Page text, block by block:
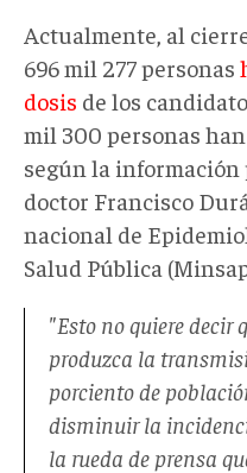
Actualmente, al
696 mil 277 personas
dosis de los
mil 300 personas
según la
doctor Francisco
nacional de
Salud Pública
"Esto no quiere decir
produzca la
porciento de
disminuir la
la rueda de prensa